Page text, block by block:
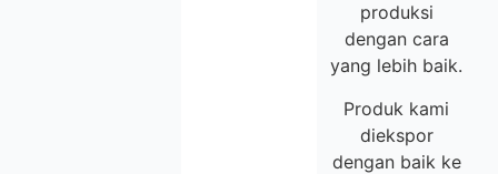
produksi
dengan cara
yang lebih baik.
Produk kami
diekspor
dengan baik ke